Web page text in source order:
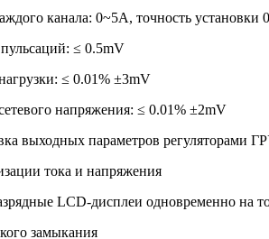
канала: 0~5A, точность установки
≤ 0.5mV
≤ 0.01% ±3mV
напряжения: ≤ 0.01% ±2mV
выходных параметров
тока и напряжения
LCD-дисплеи одновременно на
замыкания